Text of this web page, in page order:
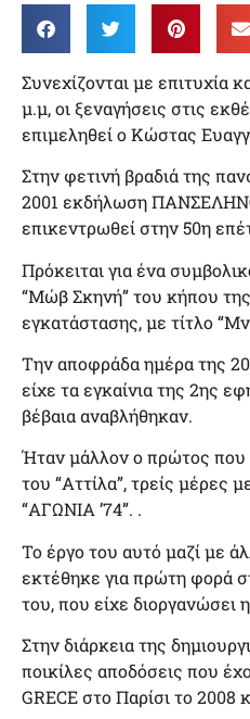
Συνεχίζονται με επιτυχία
μ.μ, οι ξεναγήσεις στις
επιμεληθεί ο Κώστας
Στην φετινή βραδιά της
2001 εκδήλωση
επικεντρωθεί στην 50η
Πρόκειται για ένα
“Μώβ Σκηνή” του κήπου
εγκατάστασης, με τίτλο
Την αποφράδα ημέρα της
είχε τα εγκαίνια της 2ης
βέβαια αναβλήθηκαν.
Ήταν μάλλον ο πρώτος που
του “Αττίλα”, τρείς μέρες
“ΑΓΩΝΙΑ ’74”. .
Το έργο του αυτό μαζί με
εκτέθηκε για πρώτη φορά
του, που είχε
Στην διάρκεια της
ποικίλες αποδόσεις που
GRECE στο Παρίσι το 2008